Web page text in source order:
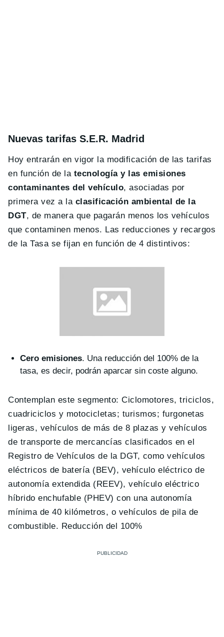
Nuevas tarifas S.E.R. Madrid
Hoy entrarán en vigor la modificación de las tarifas
en función de latecnología y las emisiones
contaminantes del vehículo, asociadas por
primera vez a la clasificación ambiental de la
DGT, de manera que pagarán menos los vehículos
que contaminen menos. Las reducciones y recargos
de la Tasa se fijan en función de 4 distintivos:
Cero emisiones. Una reducción del 100% de la
tasa, es decir, podrán aparcar sin coste alguno.
Contemplan este segmento: Ciclomotores, triciclos,
cuadriciclos y motocicletas; turismos; furgonetas
ligeras, vehículos de más de 8 plazas y vehículos
de transporte de mercancías clasificados en el
Registro de Vehículos de la DGT, como vehículos
eléctricos de batería (BEV), vehículo eléctrico de
autonomía extendida (REEV), vehículo eléctrico
híbrido enchufable (PHEV) con una autonomía
mínima de 40 kilómetros, o vehículos de pila de
combustible. Reducción del 100%